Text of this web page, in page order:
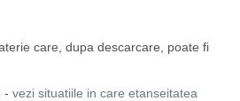
care, dupa descarcare, poate fi
- vezi situatiile in care etanseitatea